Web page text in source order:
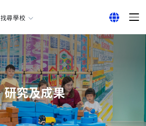
找尋學校
所有耀中耀華學校
English
繁體中文
简体中文
研究及成果